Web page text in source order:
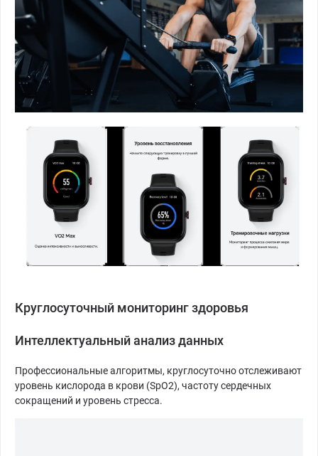
Круглосуточный мониторинг здоровья
Интеллектуальный анализ данных
Профессиональные алгоритмы, круглосуточно отслеживают
уровень кислорода в крови (SpO2), частоту сердечных
сокращений и уровень стресса.